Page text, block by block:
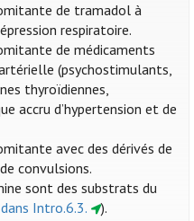
de tramadol à
respiratoire.
de médicaments
(psychostimulants,
thyroïdiennes,
accru d’hypertension et de
avec des dérivés de
convulsions.
sont des substrats du
Intro.6.3.
).